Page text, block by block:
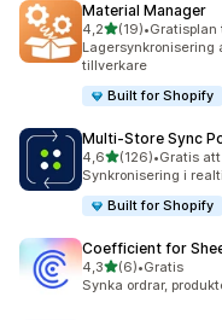
Material Manager
4,2av 5 stjärnor
(19)
19 recensioner totalt
•
Lagersynkronisering
tillverkare
Built for Shopify
Multi‑Store Sync
4,6av 5 stjärnor
(126)
126 recensioner totalt
•Gratis
Synkronisering i
Built for Shopify
Coefficient for
4,3av 5 stjärnor
(6)
6 recensioner totalt
•Gratis
Synka ordrar,